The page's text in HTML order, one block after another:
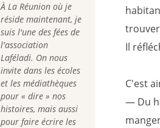
À La Réunion où je
réside maintenant, je
suis l'une des fées de
l'association
Laféladi. On nous
invite dans les écoles
et les médiathèques
pour « dire » nos
histoires, mais aussi
pour faire écrire les
Il
C'est
— Du